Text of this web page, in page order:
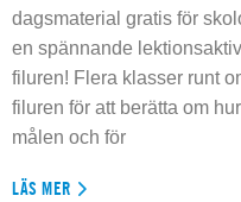
dagsmaterial gratis för
en spännande
filuren! Flera klasser runt
filuren för att berätta om
målen och för
LÄS MER